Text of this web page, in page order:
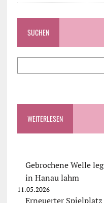
SUCHEN
WEITERLESEN
Gebrochene Welle
in Hanau lahm
11.05.2026
Erneuerter